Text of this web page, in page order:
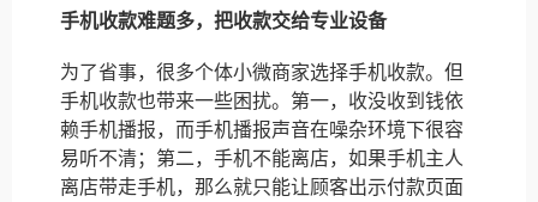
手机收款难题多，把收款交给专业设备
为了省事，很多个体小微商家选择手机收款。但
手机收款也带来一些困扰。第一，收没收到钱依
赖手机播报，而手机播报声音在噪杂环境下很容
易听不清；第二，手机不能离店，如果手机主人
离店带走手机，那么就只能让顾客出示付款页面